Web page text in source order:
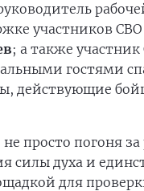
участников
; а также
гостями
действующие
просто погоня
силы духа и
для